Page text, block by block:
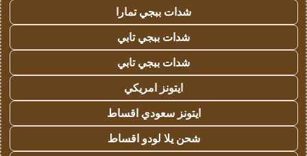
شدات ببجي تمارا
شدات ببجي تابي
شدات ببجي تابي
ايتونز امريكي
ايتونز سعودي اقساط
شحن يلا لودو اقساط